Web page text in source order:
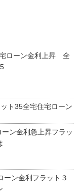
ローン金利上昇 全
ト35全宅住宅ローン
ン金利急上昇フラッ
ーン金利フラット３